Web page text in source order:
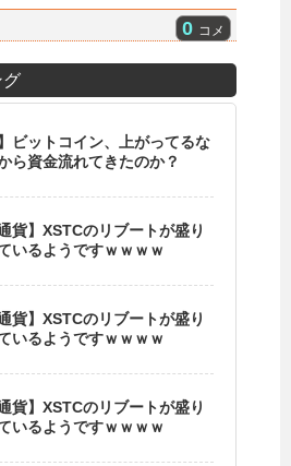
0 コメ
グ
】ビットコイン、上がってるな
ら資金流れてきたのか？
貨】XSTCのリブートが盛り
いるようですｗｗｗｗ
貨】XSTCのリブートが盛り
いるようですｗｗｗｗ
貨】XSTCのリブートが盛り
いるようですｗｗｗｗ